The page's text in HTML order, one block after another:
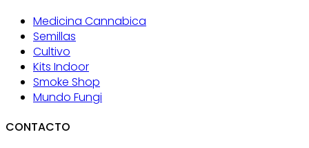
Medicina Cannabica
Semillas
Cultivo
Kits Indoor
Smoke Shop
Mundo Fungi
CONTACTO